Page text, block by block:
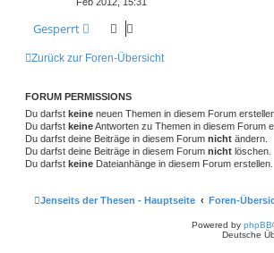
Gesperrt
Zurück zur Foren-Übersicht
FORUM PERMISSIONS
Du darfst keine neuen Themen in diesem Forum
Du darfst keineAntworten zu Themen in diesem Forum
Du darfst deine Beiträge in diesem Forum nicht ändern.
Du darfst deine Beiträge in diesem Forum nicht löschen.
Du darfst keine Dateianhänge in diesem Forum erstellen.
Jenseits der Thesen - Hauptseite Foren-
Powered by phpBB
Deutsche